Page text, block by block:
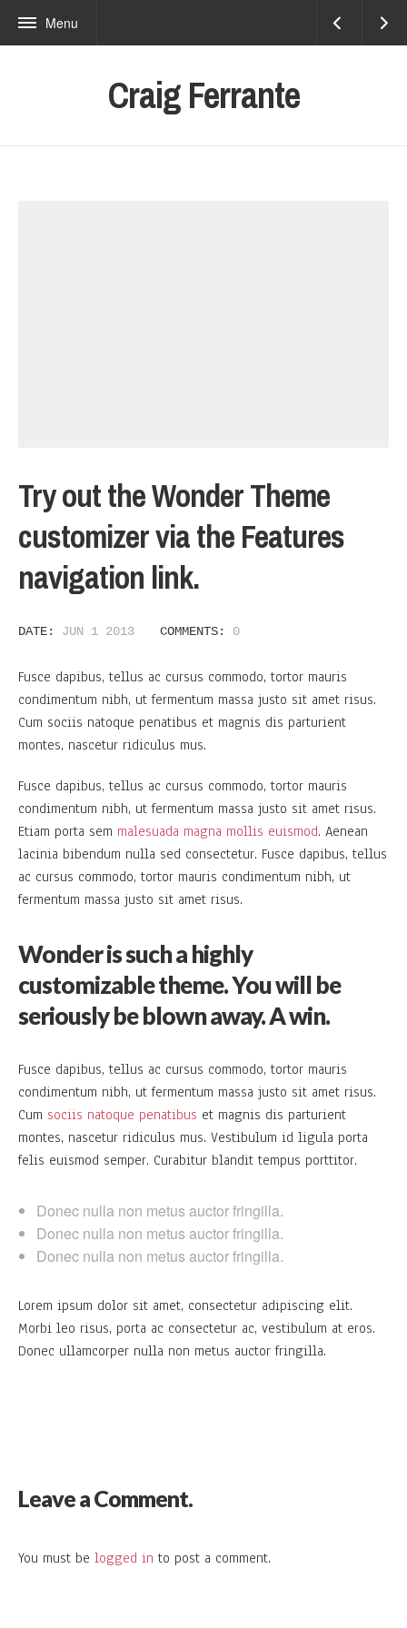
Menu
Craig Ferrante
Try out the Wonder Theme
customizer via the Features
navigation link.
DATE: JUN 1 2013 COMMENTS: 0
Fusce dapibus, tellus ac cursus commodo, tortor mauris
condimentum nibh, ut fermentum massa justo sit amet risus.
Cum sociis natoque penatibus et magnis dis parturient
montes, nascetur ridiculus mus.
Fusce dapibus, tellus ac cursus commodo, tortor mauris
condimentum nibh, ut fermentum massa justo sit amet risus.
Etiam porta sem malesuada magna mollis euismod. Aenean
lacinia bibendum nulla sed consectetur. Fusce dapibus, tellus
ac cursus commodo, tortor mauris condimentum nibh, ut
fermentum massa justo sit amet risus.
Wonder is such a highly
customizable theme. You will be
seriously be blown away. A win.
Fusce dapibus, tellus ac cursus commodo, tortor mauris
condimentum nibh, ut fermentum massa justo sit amet risus.
Cum sociis natoque penatibus et magnis dis parturient
montes, nascetur ridiculus mus. Vestibulum id ligula porta
felis euismod semper. Curabitur blandit tempus porttitor.
Donec nulla non metus auctor fringilla.
Donec nulla non metus auctor fringilla.
Donec nulla non metus auctor fringilla.
Lorem ipsum dolor sit amet, consectetur adipiscing elit.
Morbi leo risus, porta ac consectetur ac, vestibulum at eros.
Donec ullamcorper nulla non metus auctor fringilla.
Leave a Comment.
You must be logged in to post a comment.